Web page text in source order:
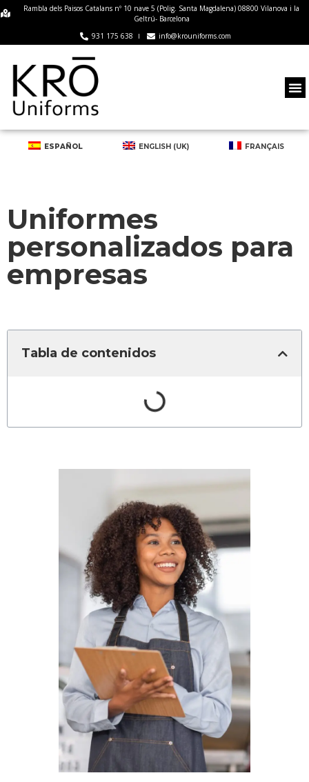
Rambla dels Paisos Catalans nº 10 nave 5 (Polig. Santa Magdalena) 08800 Vilanova i la
Geltrú- Barcelona
931 175 638
info@krouniforms.com
ESPAÑOL ENGLISH (UK) FRANÇAIS
Uniformes
personalizados para
empresas
Tabla de contenidos